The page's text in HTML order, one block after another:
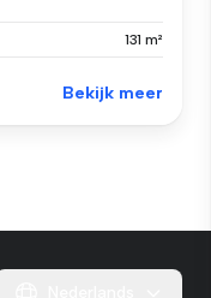
131 m²
Bekijk meer